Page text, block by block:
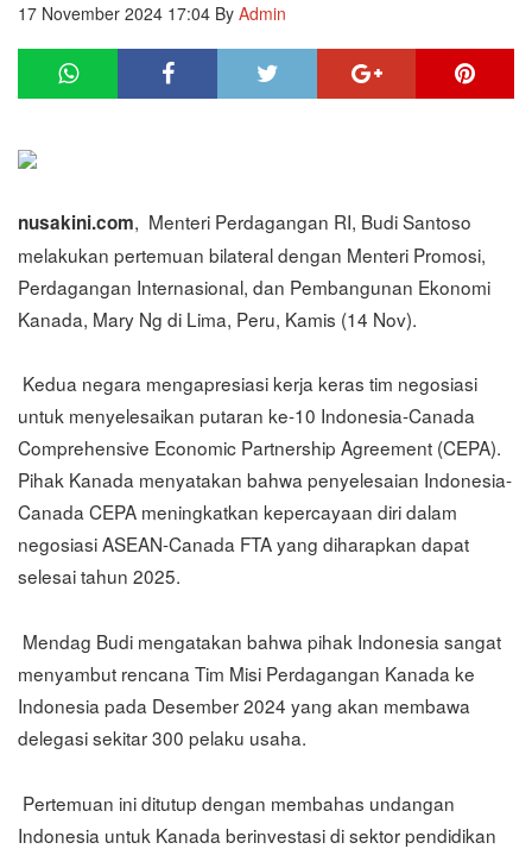
17 November 2024 17:04 By Admin
nusakini.com, Menteri Perdagangan RI, Budi Santoso
melakukan pertemuan bilateral dengan Menteri Promosi,
Perdagangan Internasional, dan Pembangunan Ekonomi
Kanada, Mary Ng di Lima, Peru, Kamis (14 Nov).
Kedua negara mengapresiasi kerja keras tim negosiasi
untuk menyelesaikan putaran ke-10 Indonesia-Canada
Comprehensive Economic Partnership Agreement (CEPA).
Pihak Kanada menyatakan bahwa penyelesaian Indonesia-
Canada CEPA meningkatkan kepercayaan diri dalam
negosiasi ASEAN-Canada FTA yang diharapkan dapat
selesai tahun 2025.
Mendag Budi mengatakan bahwa pihak Indonesia sangat
menyambut rencana Tim Misi Perdagangan Kanada ke
Indonesia pada Desember 2024 yang akan membawa
delegasi sekitar 300 pelaku usaha.
Pertemuan ini ditutup dengan membahas undangan
Indonesia untuk Kanada berinvestasi di sektor pendidikan